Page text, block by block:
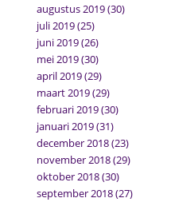
augustus 2019(30)
juli 2019(25)
juni 2019(26)
mei 2019(30)
april 2019(29)
maart 2019(29)
februari 2019(30)
januari 2019(31)
december 2018(23)
november 2018(29)
oktober 2018(30)
september 2018(27)